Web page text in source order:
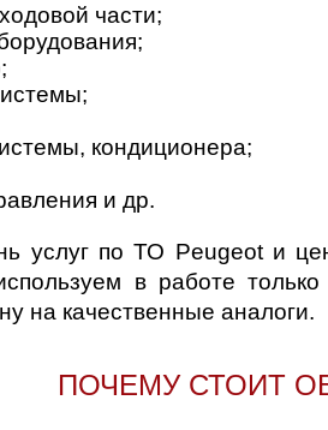
части;
кондиционера;
и др.
услуг по ТО Peugeot и
в работе
на качественные аналоги.
ПОЧЕМУ СТОИТ